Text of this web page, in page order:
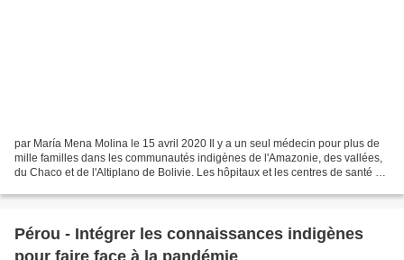
par María Mena Molina le 15 avril 2020 Il y a un seul médecin pour plus de
mille familles dans les communautés indigènes de l'Amazonie, des vallées,
du Chaco et de l'Altiplano de Bolivie. Les hôpitaux et les centres de santé ne
Pérou - Intégrer les connaissances indigènes